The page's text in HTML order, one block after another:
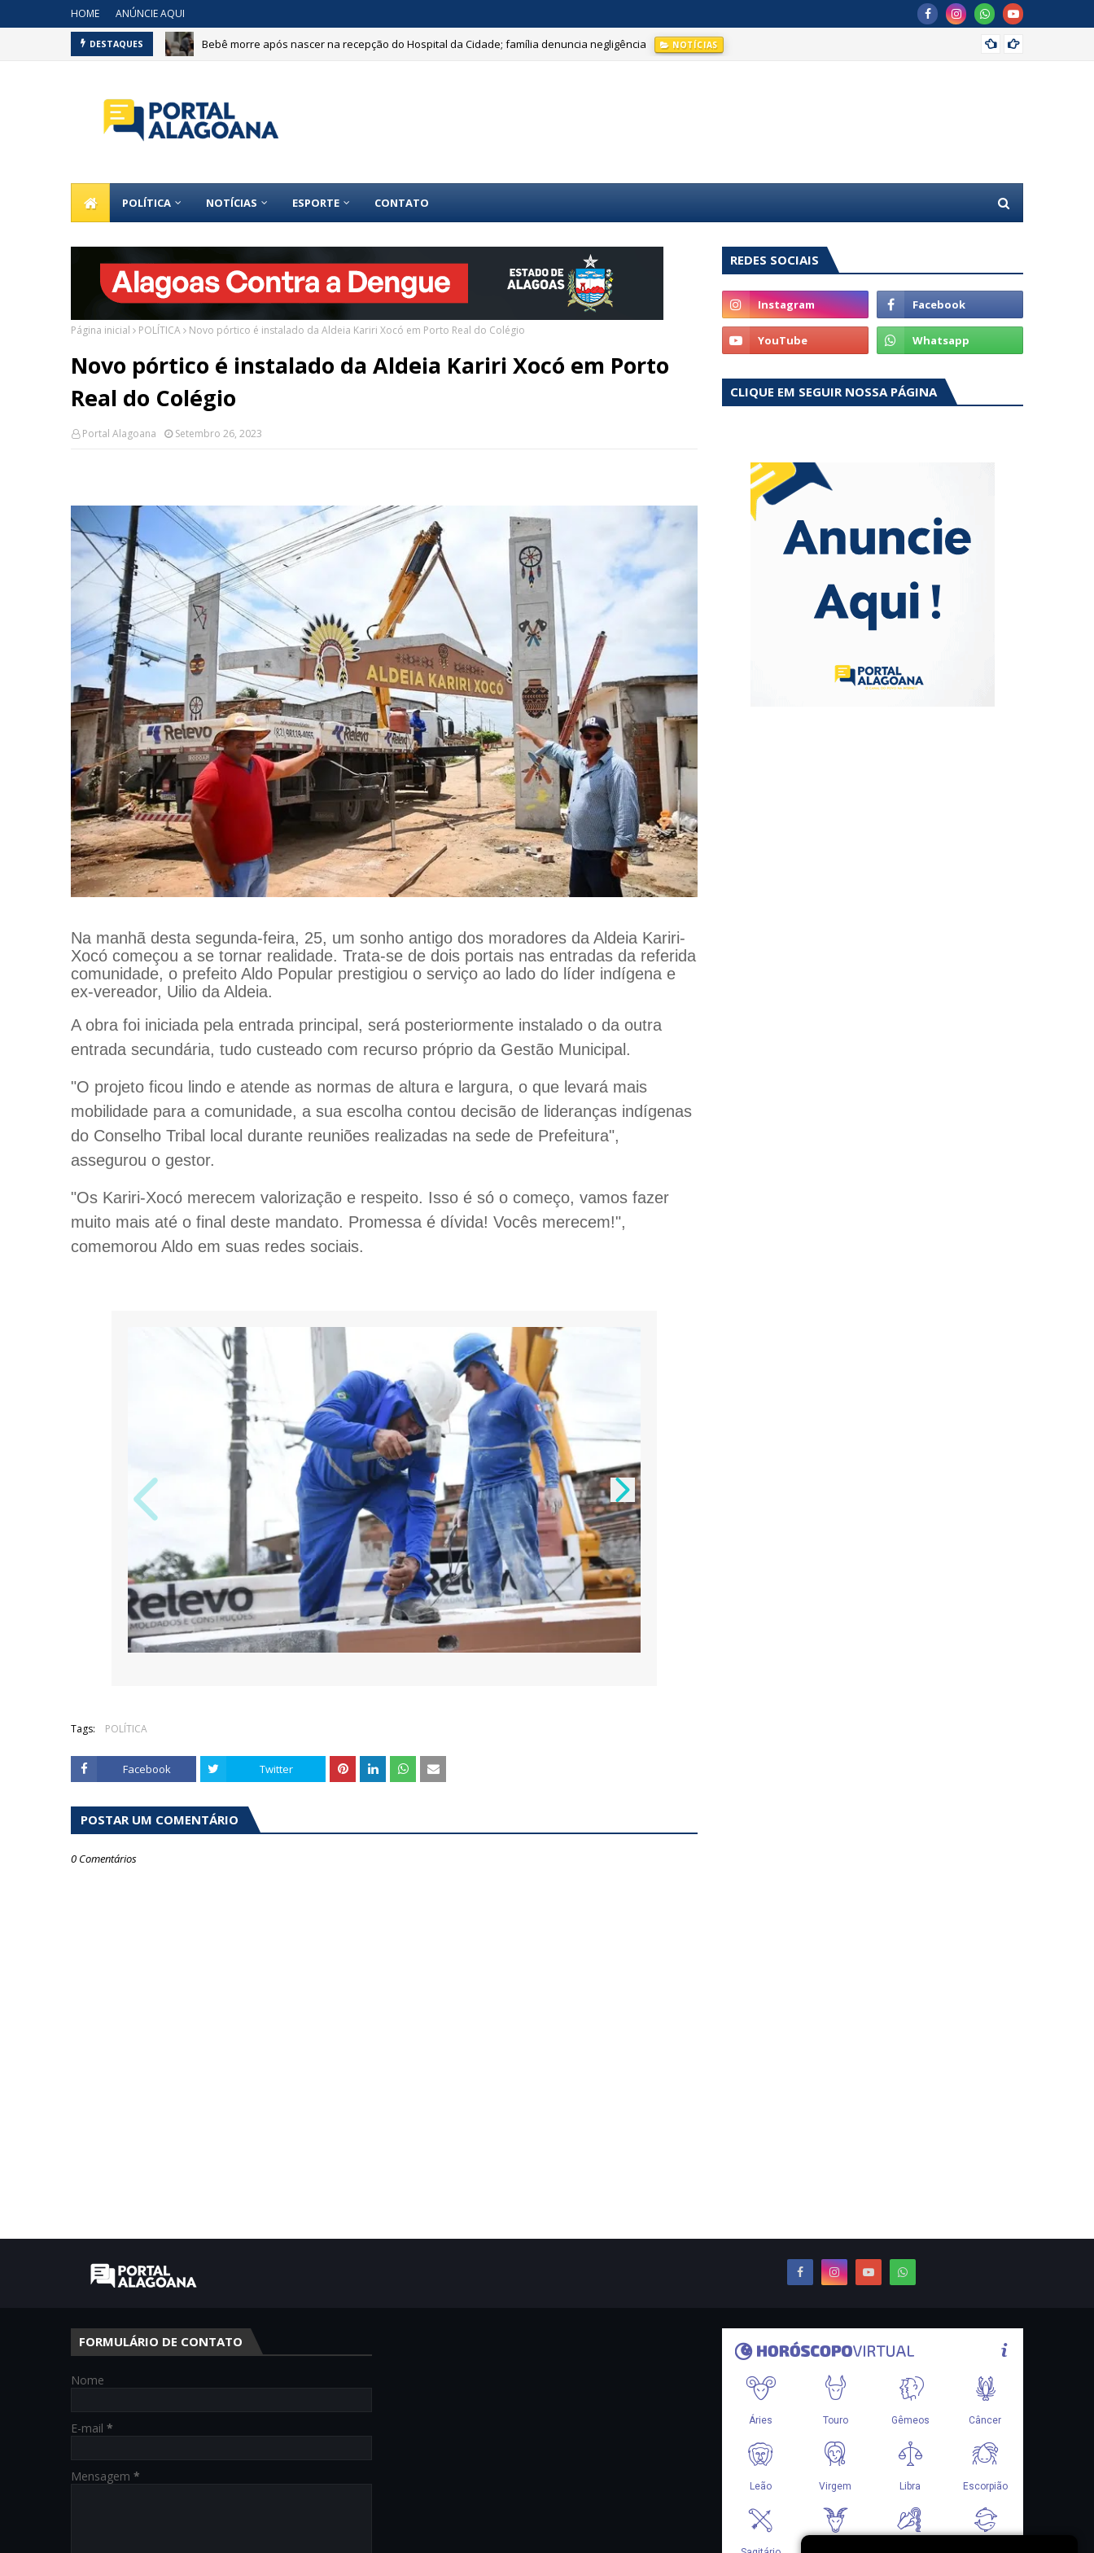
HOME ANÚNCIE AQUI
DESTAQUES Bebê morre após nascer na recepção do Hospital da Cidade; família denuncia negligência NOTÍCIAS
POLÍTICA NOTÍCIAS ESPORTE CONTATO
Página inicial POLÍTICA Novo pórtico é instalado da Aldeia Kariri Xocó em Porto Real do Colégio
Novo pórtico é instalado da Aldeia Kariri Xocó em Porto
Real do Colégio
Portal Alagoana Setembro 26, 2023
Na manhã desta segunda-feira, 25, um sonho antigo dos moradores da Aldeia Kariri-
Xocó começou a se tornar realidade. Trata-se de dois portais nas entradas da referida
comunidade, o prefeito Aldo Popular prestigiou o serviço ao lado do líder indígena e
ex-vereador, Uilio da Aldeia.
A obra foi iniciada pela entrada principal, será posteriormente instalado o da outra
entrada secundária, tudo custeado com recurso próprio da Gestão Municipal.
"O projeto ficou lindo e atende as normas de altura e largura, o que levará mais
mobilidade para a comunidade, a sua escolha contou decisão de lideranças indígenas
do Conselho Tribal local durante reuniões realizadas na sede de Prefeitura",
assegurou o gestor.
"Os Kariri-Xocó merecem valorização e respeito. Isso é só o começo, vamos fazer
muito mais até o final deste mandato. Promessa é dívida! Vocês merecem!",
comemorou Aldo em suas redes sociais.
Tags: POLÍTICA
Facebook Twitter
POSTAR UM COMENTÁRIO
0 Comentários
REDES SOCIAIS
CLIQUE EM SEGUIR NOSSA PÁGINA
FORMULÁRIO DE CONTATO
Nome
E-mail *
Mensagem *